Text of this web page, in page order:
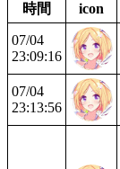
時間
icon
07/04
23:09:16
07/04
23:13:56